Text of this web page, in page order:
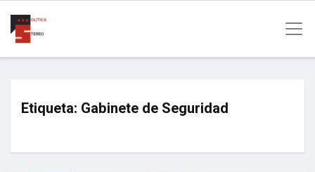
Etiqueta: Gabinete de Seguridad